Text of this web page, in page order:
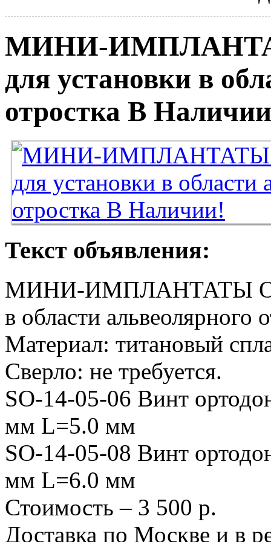
МИНИ-
для установки в
отростка В
Текст объявления:
МИНИ-ИМПЛАНТАТЫ
в области
Материал: титановый
Сверло: не требуется.
SO-14-05-06 Винт
мм L=5.0 мм
SO-14-05-08 Винт
мм L=6.0 мм
Стоимость – 3 500 р.
Доставка по Москве и в